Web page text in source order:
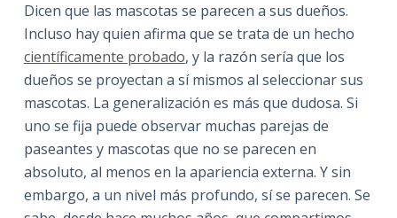
e
n
d
o
Dicen que las mascotas se parecen a sus dueños.
Incluso hay quien afirma que se trata de un hecho
científicamente probado, y la razón sería que los
dueños se proyectan a sí mismos al seleccionar sus
mascotas. La generalización es más que dudosa. Si
uno se fija puede observar muchas parejas de
paseantes y mascotas que no se parecen en
absoluto, al menos en la apariencia externa. Y sin
embargo, a un nivel más profundo, sí se parecen. Se